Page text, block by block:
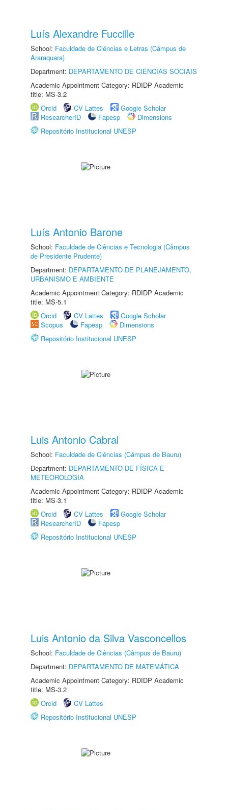
Luís Alexandre Fuccille
School: Faculdade de Ciências e Letras (Câmpus de
Araraquara)
Department: DEPARTAMENTO DE CIÊNCIAS SOCIAIS
Academic Appointment Category: RDIDP Academic
title: MS-3.2
Orcid
CV Lattes
Google Scholar
ResearcherID
Fapesp
Dimensions
Repositório Institucional UNESP
Luís Antonio Barone
School: Faculdade de Ciências e Tecnologia (Câmpus
de Presidente Prudente)
Department: DEPARTAMENTO DE PLANEJAMENTO,
URBANISMO E AMBIENTE
Academic Appointment Category: RDIDP Academic
title: MS-5.1
Orcid
CV Lattes
Google Scholar
Scopus
Fapesp
Dimensions
Repositório Institucional UNESP
Luis Antonio Cabral
School: Faculdade de Ciências (Câmpus de Bauru)
Department: DEPARTAMENTO DE FÍSICA E
METEOROLOGIA
Academic Appointment Category: RDIDP Academic
title: MS-3.1
Orcid
CV Lattes
Google Scholar
ResearcherID
Fapesp
Repositório Institucional UNESP
Luis Antonio da Silva Vasconcellos
School: Faculdade de Ciências (Câmpus de Bauru)
Department: DEPARTAMENTO DE MATEMÁTICA
Academic Appointment Category: RDIDP Academic
title: MS-3.2
Orcid
CV Lattes
Repositório Institucional UNESP